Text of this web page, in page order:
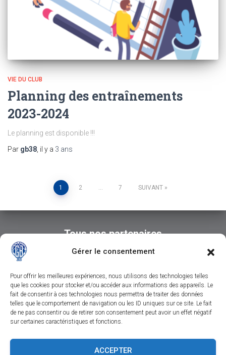
Gérer le consentement
Pour offrir les meilleures expériences, nous utilisons des technologies telles
que les cookies pour stocker et/ou accéder aux informations des appareils. Le
fait de consentir à ces technologies nous permettra de traiter des données
telles que le comportement de navigation ou les ID uniques sur ce site. Le fait
de ne pas consentir ou de retirer son consentement peut avoir un effet négatif
sur certaines caractéristiques et fonctions.
ACCEPTER
VIE DU CLUB
Planning des entraînements
2023-2024
Le planning est disponible !!!
Par gb38 , il y a 3 ans
Pagination
des
publications
1 2 7 SUIVANT
Tous nos partenaires